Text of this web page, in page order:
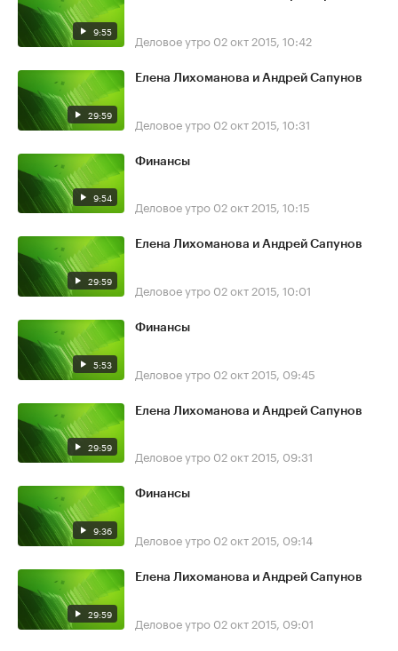
9:55 Деловое утро 02 окт 2015, 10:42
29:59
Елена Лихоманова и Андрей Сапунов
Деловое утро 02 окт 2015, 10:31
9:54
Финансы
Деловое утро 02 окт 2015, 10:15
29:59
Елена Лихоманова и Андрей Сапунов
Деловое утро 02 окт 2015, 10:01
5:53
Финансы
Деловое утро 02 окт 2015, 09:45
29:59
Елена Лихоманова и Андрей Сапунов
Деловое утро 02 окт 2015, 09:31
9:36
Финансы
Деловое утро 02 окт 2015, 09:14
29:59
Елена Лихоманова и Андрей Сапунов
Деловое утро 02 окт 2015, 09:01